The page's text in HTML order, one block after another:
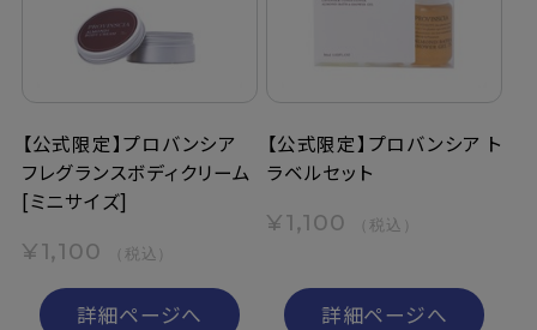
【公式限定】プロバンシア
フレグランスボディクリーム
[ミニサイズ]
¥1,100 （税込）
詳細ページへ
【公式限定】プロバンシア ト
ラベルセット
¥1,100 （税込）
詳細ページへ